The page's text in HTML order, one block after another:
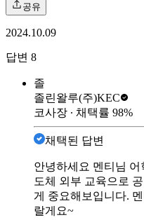
공유
2024.10.09
답변 8
졸
졸린왈루(주)KEC
코사장 ∙ 채택률 98%
채택된 답변
안녕하세요 멘티님
도체 외부 교육으로
게 중요해보입니다.
랄게요~